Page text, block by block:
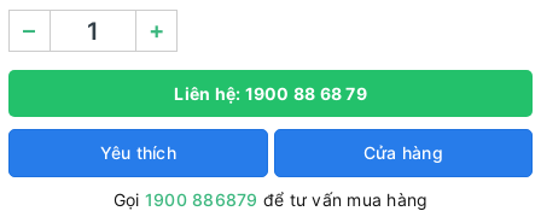
– +
Liên hệ: 1900 88 68 79
Yêu thích Cửa hàng
Gọi 1900 886879 để tư vấn mua hàng